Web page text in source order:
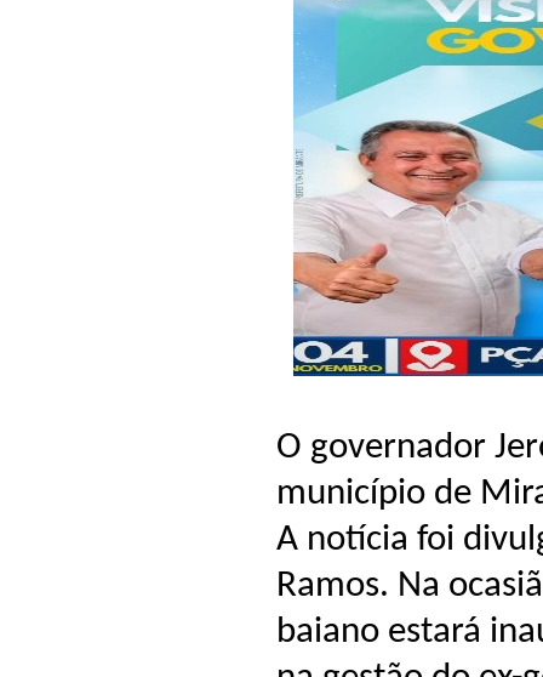
O governador
município de
A notícia foi
Ramos. Na
baiano estará